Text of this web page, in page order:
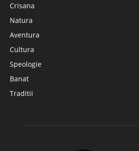
Crisana
Natura
Aventura
Cultura
Speologie
Banat
Traditii